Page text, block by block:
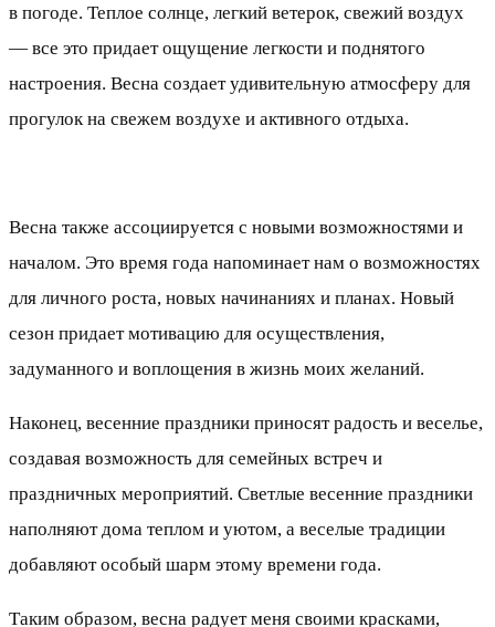
в погоде. Теплое солнце, легкий ветерок, свежий воздух
— все это придает ощущение легкости и поднятого
настроения. Весна создает удивительную атмосферу для
прогулок на свежем воздухе и активного отдыха.
Весна также ассоциируется с новыми возможностями и
началом. Это время года напоминает нам о возможностях
для личного роста, новых начинаниях и планах. Новый
сезон придает мотивацию для осуществления,
задуманного и воплощения в жизнь моих желаний.
Наконец, весенние праздники приносят радость и веселье,
создавая возможность для семейных встреч и
праздничных мероприятий. Светлые весенние праздники
наполняют дома теплом и уютом, а веселые традиции
добавляют особый шарм этому времени года.
Таким образом, весна радует меня своими красками,